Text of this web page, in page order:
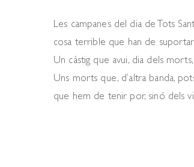
Les campanes del dia de Tots
cosa terrible que han de
Un càstig que avui, dia dels
Uns morts que, d’altra banda,
que hem de tenir por, sinó dels